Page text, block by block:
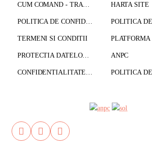
TERMENI SI CONDITII
PROTECTIA DATELOR CU CARACTER PERSONAL
HARTA SITE
POLITICA
PLATFORMA
ANPC
POLITICA